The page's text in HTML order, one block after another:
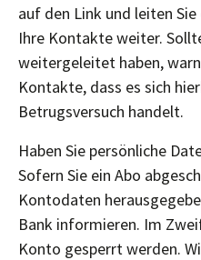
auf den Link und leiten
Ihre Kontakte weiter.
weitergeleitet haben,
Kontakte, dass es sich
Betrugsversuch handelt.
Haben Sie persönliche
Sofern Sie ein Abo
Kontodaten
Bank informieren. Im
Konto gesperrt werden.